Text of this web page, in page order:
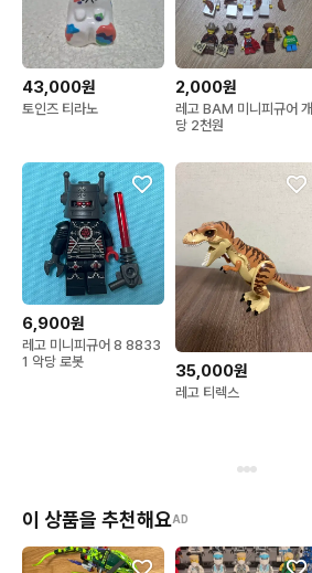
43,000원
토인즈 티라노
2,000원
레고 BAM 미니피규어 개
당 2천원
6,900원
레고 미니피규어 8 8833
1 악당 로봇
35,000원
레고 티렉스
이 상품을 추천해요AD